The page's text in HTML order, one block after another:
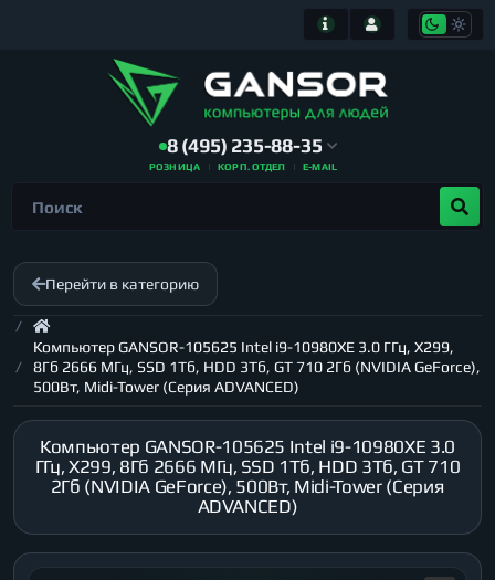
8 (495) 235-88-35
РОЗНИЦА КОРП. ОТДЕЛ E-MAIL
Перейти в категорию
Компьютер GANSOR-105625 Intel i9-10980XE 3.0 ГГц, X299,
8Гб 2666 МГц, SSD 1Тб, HDD 3Тб, GT 710 2Гб (NVIDIA GeForce),
500Вт, Midi-Tower (Серия ADVANCED)
Компьютер GANSOR-105625 Intel i9-10980XE 3.0
ГГц, X299, 8Гб 2666 МГц, SSD 1Тб, HDD 3Тб, GT 710
2Гб (NVIDIA GeForce), 500Вт, Midi-Tower (Серия
ADVANCED)